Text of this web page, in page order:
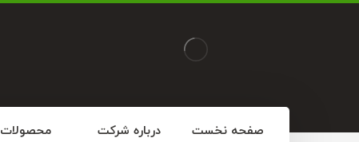
صفحه نخست درباره شرکت محصولات